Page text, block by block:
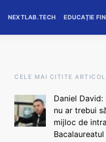
NEXTLAB.TECH EDUCAȚIE
CELE MAI CITITE
Daniel David:
nu ar trebui
mijloc de